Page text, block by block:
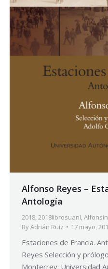
Alfonso Reyes –
Antología
2018,2018librosuanl,
ByAdrián Ruiz 17 mayo,
Estaciones de Francia.
Reyes Selección y
Monterrey: Universidad